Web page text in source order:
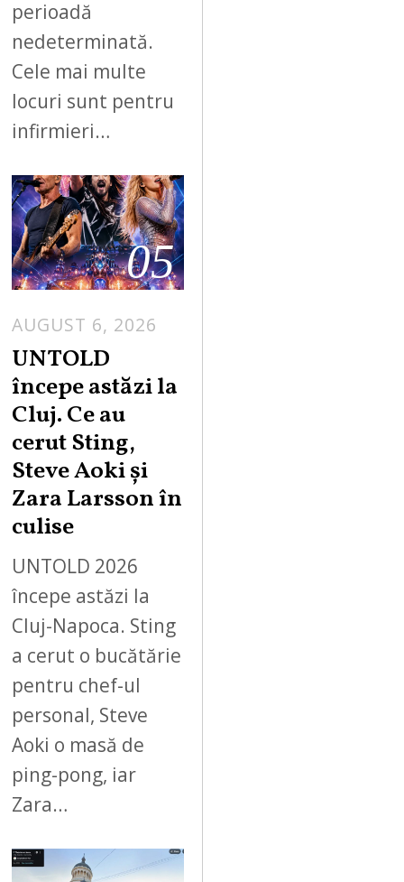
perioadă
nedeterminată.
Cele mai multe
locuri sunt pentru
infirmieri…
05
AUGUST 6, 2026
UNTOLD
începe astăzi la
Cluj. Ce au
cerut Sting,
Steve Aoki și
Zara Larsson în
culise
UNTOLD 2026
începe astăzi la
Cluj-Napoca. Sting
a cerut o bucătărie
pentru chef-ul
personal, Steve
Aoki o masă de
ping-pong, iar
Zara…